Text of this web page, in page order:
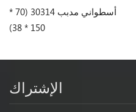
أسطواني مدبب 30314 (70 *
150 * 38)
الإشتراك